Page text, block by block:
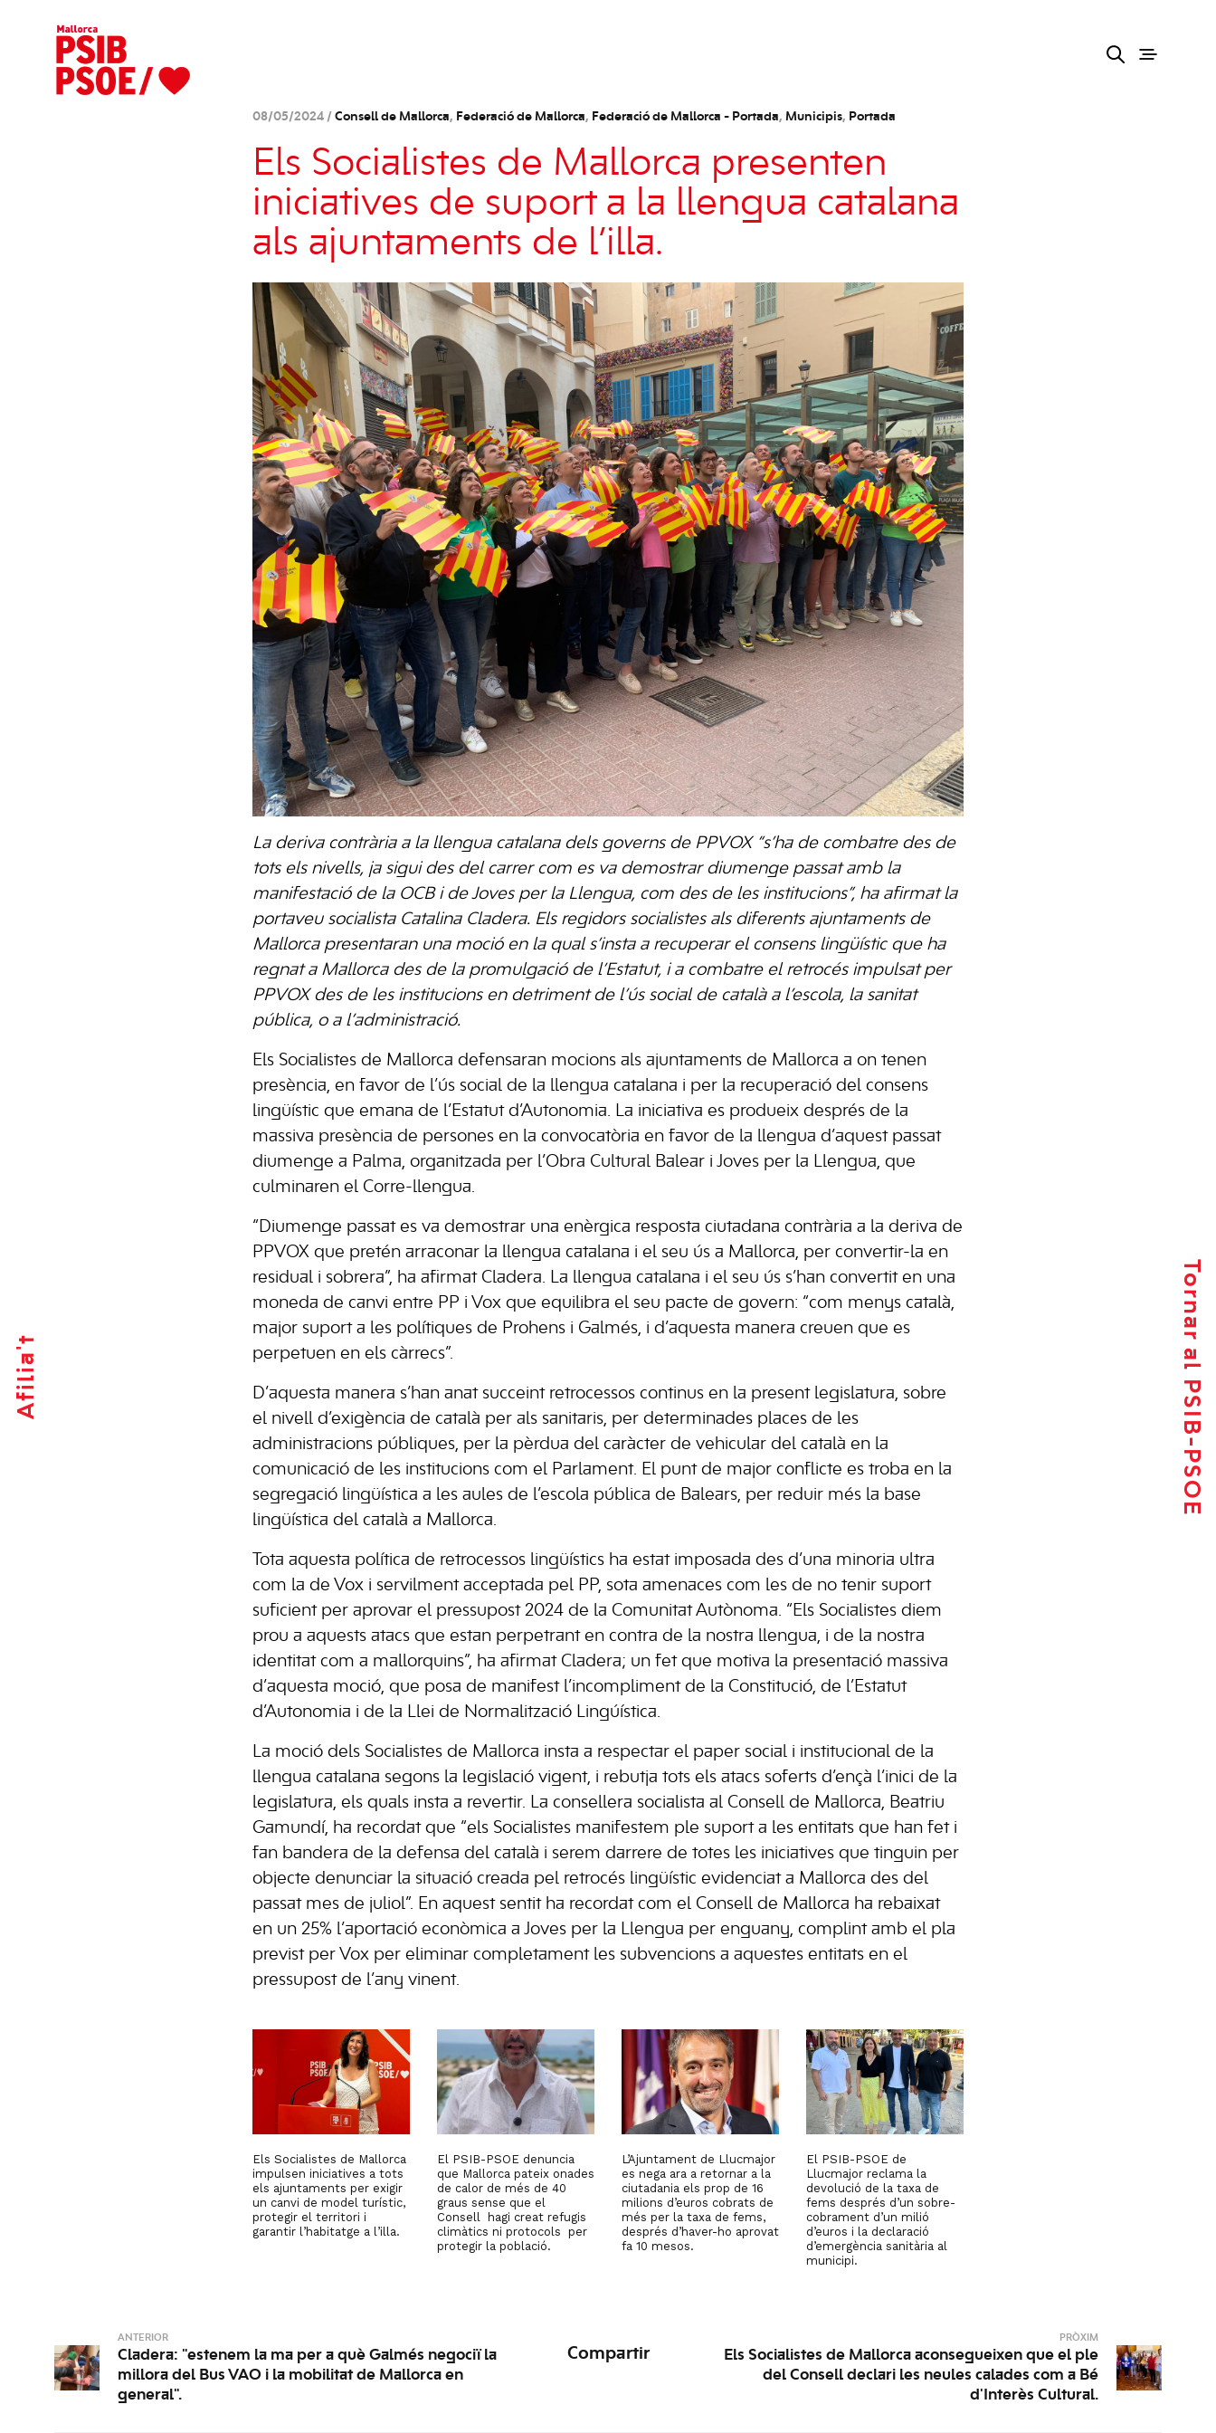
Afilia't Tornar al PSIB-PSOE
08/05/2024 / Consell de Mallorca, Federació de Mallorca, Federació de Mallorca - Portada, Municipis, Portada
Els Socialistes de Mallorca presenten
iniciatives de suport a la llengua catalana
als ajuntaments de l’illa.
La deriva contrària a la llengua catalana dels governs de PPVOX “s’ha de combatre des de
tots els nivells, ja sigui des del carrer com es va demostrar diumenge passat amb la
manifestació de la OCB i de Joves per la Llengua, com des de les institucions”, ha afirmat la
portaveu socialista Catalina Cladera. Els regidors socialistes als diferents ajuntaments de
Mallorca presentaran una moció en la qual s’insta a recuperar el consens lingüístic que ha
regnat a Mallorca des de la promulgació de l’Estatut, i a combatre el retrocés impulsat per
PPVOX des de les institucions en detriment de l’ús social de català a l’escola, la sanitat
pública, o a l’administració.
Els Socialistes de Mallorca defensaran mocions als ajuntaments de Mallorca a on tenen
presència, en favor de l’ús social de la llengua catalana i per la recuperació del consens
lingüístic que emana de l’Estatut d’Autonomia. La iniciativa es produeix després de la
massiva presència de persones en la convocatòria en favor de la llengua d’aquest passat
diumenge a Palma, organitzada per l’Obra Cultural Balear i Joves per la Llengua, que
culminaren el Corre-llengua.
“Diumenge passat es va demostrar una enèrgica resposta ciutadana contrària a la deriva de
PPVOX que pretén arraconar la llengua catalana i el seu ús a Mallorca, per convertir-la en
residual i sobrera”, ha afirmat Cladera. La llengua catalana i el seu ús s’han convertit en una
moneda de canvi entre PP i Vox que equilibra el seu pacte de govern: “com menys català,
major suport a les polítiques de Prohens i Galmés, i d’aquesta manera creuen que es
perpetuen en els càrrecs”.
D’aquesta manera s’han anat succeint retrocessos continus en la present legislatura, sobre
el nivell d’exigència de català per als sanitaris, per determinades places de les
administracions públiques, per la pèrdua del caràcter de vehicular del català en la
comunicació de les institucions com el Parlament. El punt de major conflicte es troba en la
segregació lingüística a les aules de l’escola pública de Balears, per reduir més la base
lingüística del català a Mallorca.
Tota aquesta política de retrocessos lingüístics ha estat imposada des d’una minoria ultra
com la de Vox i servilment acceptada pel PP, sota amenaces com les de no tenir suport
suficient per aprovar el pressupost 2024 de la Comunitat Autònoma. “Els Socialistes diem
prou a aquests atacs que estan perpetrant en contra de la nostra llengua, i de la nostra
identitat com a mallorquins”, ha afirmat Cladera; un fet que motiva la presentació massiva
d’aquesta moció, que posa de manifest l’incompliment de la Constitució, de l’Estatut
d’Autonomia i de la Llei de Normalització Lingúística.
La moció dels Socialistes de Mallorca insta a respectar el paper social i institucional de la
llengua catalana segons la legislació vigent, i rebutja tots els atacs soferts d’ençà l’inici de la
legislatura, els quals insta a revertir. La consellera socialista al Consell de Mallorca, Beatriu
Gamundí, ha recordat que “els Socialistes manifestem ple suport a les entitats que han fet i
fan bandera de la defensa del català i serem darrere de totes les iniciatives que tinguin per
objecte denunciar la situació creada pel retrocés lingüístic evidenciat a Mallorca des del
passat mes de juliol”. En aquest sentit ha recordat com el Consell de Mallorca ha rebaixat
en un 25% l’aportació econòmica a Joves per la Llengua per enguany, complint amb el pla
previst per Vox per eliminar completament les subvencions a aquestes entitats en el
pressupost de l’any vinent.
Els Socialistes de Mallorca
impulsen iniciatives a tots
els ajuntaments per exigir
un canvi de model turístic,
protegir el territori i
garantir l’habitatge a l’illa.
El PSIB-PSOE denuncia
que Mallorca pateix onades
de calor de més de 40
graus sense que el
Consell hagi creat refugis
climàtics ni protocols per
protegir la població.
L’Ajuntament de Llucmajor
es nega ara a retornar a la
ciutadania els prop de 16
milions d’euros cobrats de
més per la taxa de fems,
després d’haver-ho aprovat
fa 10 mesos.
El PSIB-PSOE de
Llucmajor reclama la
devolució de la taxa de
fems després d’un sobre-
cobrament d’un milió
d’euros i la declaració
d’emergència sanitària al
municipi.
ANTERIOR
Cladera: "estenem la ma per a què Galmés negociï la
millora del Bus VAO i la mobilitat de Mallorca en
general".
Compartir
PRÒXIM
Els Socialistes de Mallorca aconsegueixen que el ple
del Consell declari les neules calades com a Bé
d'Interès Cultural.